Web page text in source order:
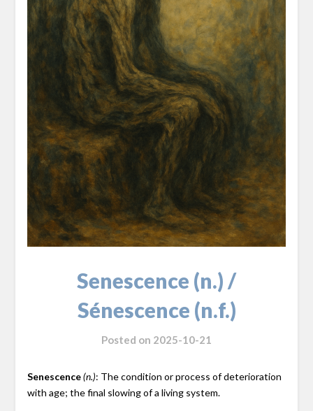
Senescence (n.) /
Sénescence (n.f.)
Posted on 2025-10-21
Senescence (n.): The condition or process of deterioration
with age; the final slowing of a living system.